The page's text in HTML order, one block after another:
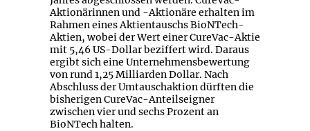
Aktionärinnen und -Aktionäre erhalten im
Rahmen eines Aktientauschs BioNTech-
Aktien, wobei der Wert einer CureVac-Aktie
mit 5,46 US-Dollar beziffert wird. Daraus
ergibt sich eine Unternehmensbewertung
von rund 1,25 Milliarden Dollar. Nach
Abschluss der Umtauschaktion dürften die
bisherigen CureVac-Anteilseigner
zwischen vier und sechs Prozent an
BioNTech halten.